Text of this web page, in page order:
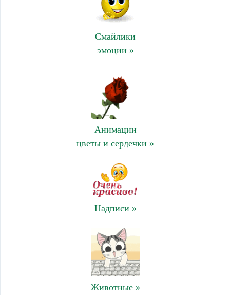
Смайлики
эмоции »
Анимации
цветы и сердечки »
Надписи »
Животные »